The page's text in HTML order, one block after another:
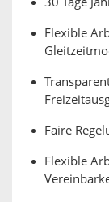
Flexible
Faire
Flexible